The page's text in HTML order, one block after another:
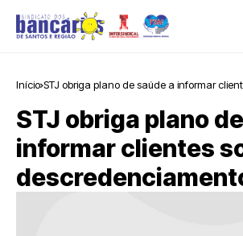
Início STJ obriga plano de saúde a informar
STJ obriga plano
informar clientes